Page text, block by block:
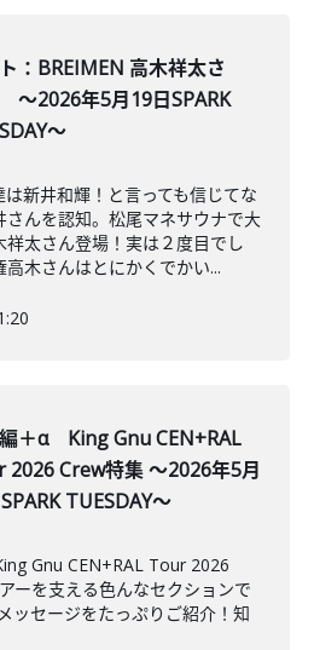
：BREIMEN 高木祥太さ
2026年5月19日SPARK
～
新井和輝！と言っても信じてな
んを認知。松尾マネサウナで大
太さん登場！実は２度目でし
木さんはとにかくでかい...
＋α King Gnu CEN+RAL
2026 Crew特集 ～2026年5月
TUESDAY～
Gnu CEN+RAL Tour 2026
ーを支える色んなセクションで
ッセージをたっぷりご紹介！知